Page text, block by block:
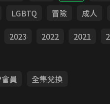
LGBTQ 冒險 成人
2023 2022 2021
員 全集兌換